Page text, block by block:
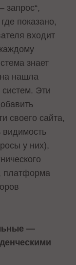
запрос“,
показано,
входит
знает
нашла
Эти
своего сайта,
видимость
у них),
платформа
—